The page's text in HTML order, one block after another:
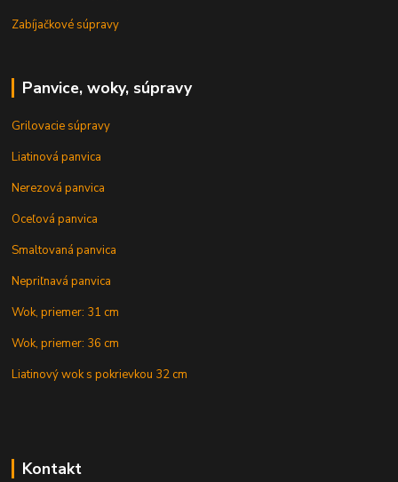
Zabíjačkové súpravy
Panvice, woky, súpravy
Grilovacie súpravy
Liatinová panvica
Nerezová panvica
Oceľová panvica
Smaltovaná panvica
Nepriľnavá panvica
Wok, priemer: 31 cm
Wok, priemer: 36 cm
Liatinový wok s pokrievkou 32 cm
Kontakt